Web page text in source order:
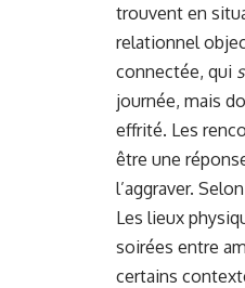
trouvent en
relationnel
connectée, qui
journée, mais
effrité. Les
être une
l’aggraver.
Les lieux
soirées entre
certains